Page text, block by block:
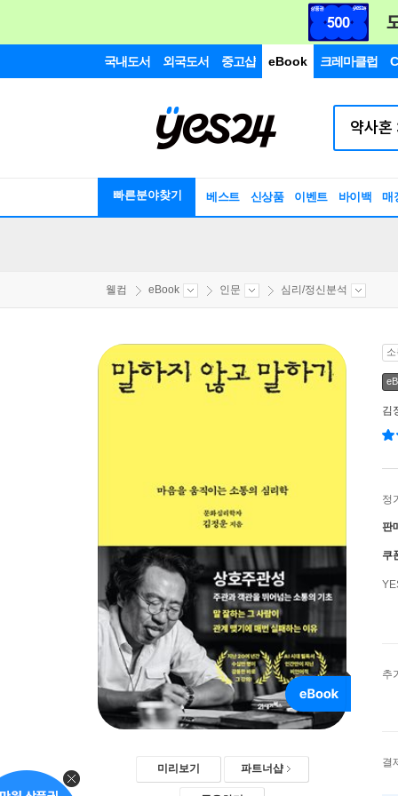
국내도서 외국도서 중고샵 eBook 크레마클럽
빠른분야찾기 베스트 신상품 이벤트 바이백 매
웰컴 eBook 인문 심리/정신분석
미리보기 파트너샵
김
정
판
쿠
추
결